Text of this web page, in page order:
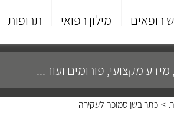
רופאים מילון רפואי תרופות
> כתר בשן סמוכה לעקירה